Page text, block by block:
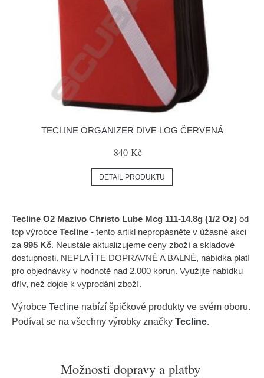
TECLINE ORGANIZER DIVE LOG ČERVENÁ
840 Kč
DETAIL PRODUKTU
Tecline O2 Mazivo Christo Lube Mcg 111-14,8g (1/2 Oz) od
top výrobce Tecline - tento artikl nepropásněte v úžasné akci
za 995 Kč. Neustále aktualizujeme ceny zboží a skladové
dostupnosti. NEPLAŤTE DOPRAVNÉ A BALNÉ, nabídka platí
pro objednávky v hodnotě nad 2.000 korun. Využijte nabídku
dřív, než dojde k vyprodání zboží.
Výrobce Tecline nabízí špičkové produkty ve svém oboru.
Podívat se na všechny výrobky značky Tecline.
Možnosti dopravy a platby